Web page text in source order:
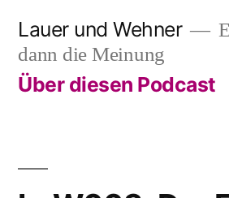
content
Lauer und Wehner
dann die Meinung
Über diesen Podcast